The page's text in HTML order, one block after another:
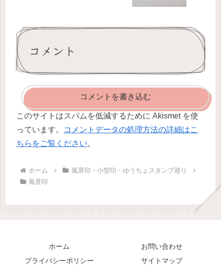
コメント
コメントを書き込む
このサイトはスパムを低減するために Akismet を使
っています。
コメントデータの処理方法の詳細はこ
ちらをご覧ください。
ホーム
風景印・小型印・ゆうちょスタンプ巡り
風景印
ホーム
お問い合わせ
プライバシーポリシー
サイトマップ